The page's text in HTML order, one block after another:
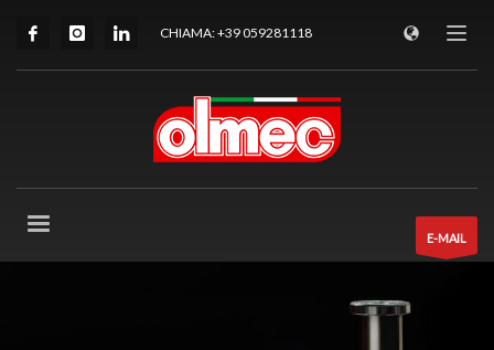
CHIAMA: +39 059281118
E-MAIL